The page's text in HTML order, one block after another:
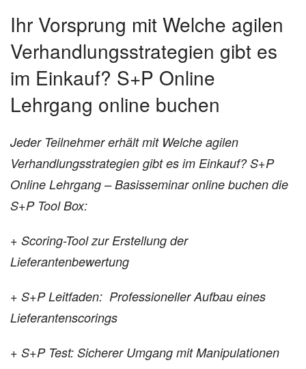
Ihr Vorsprung mit Welche agilen
Verhandlungsstrategien gibt es
im Einkauf? S+P Online
Lehrgang online buchen
Jeder Teilnehmer erhält mit Welche agilen
Verhandlungsstrategien gibt es im Einkauf? S+P
Online Lehrgang – Basisseminar online buchen die
S+P Tool Box:
+ Scoring-Tool zur Erstellung der
Lieferantenbewertung
+ S+P Leitfaden: Professioneller Aufbau eines
Lieferantenscorings
+ S+P Test: Sicherer Umgang mit Manipulationen